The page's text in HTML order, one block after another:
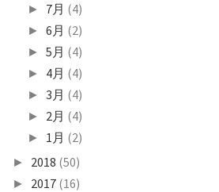
► 7月 (4)
►6月 (2)
►5月 (4)
► 4月 (4)
►3月 (4)
► 2月 (4)
► 1月 (2)
► 2018 (50)
► 2017 (16)